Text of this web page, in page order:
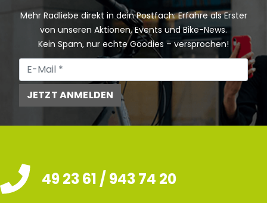
Mehr Radliebe direkt in dein Postfach: Erfahre als Erster
von unseren Aktionen, Events und Bike-News.
Kein Spam, nur echte Goodies – versprochen!
JETZT ANMELDEN
49 23 61 / 943 74 20